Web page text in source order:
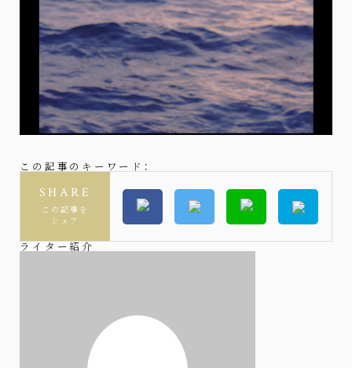
この記事のキーワード：
SHARE
この記事を
シェア
ライター紹介